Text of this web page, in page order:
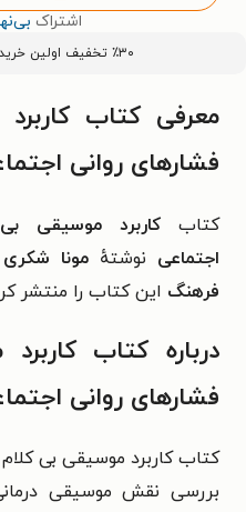
اشتراک
٪۳۰ تخفیف اولین خرید کتاب با کد
معرفی کتاب
فشارهای روانی
کتابکاربرد موسیقی
اجتماعی نوشتهٔ مونا
فرهنگ این کتاب را منتشر
درباره کتاب
فشارهای روانی
کتاب کاربرد موسیقی بی
بررسی نقش موسیقی